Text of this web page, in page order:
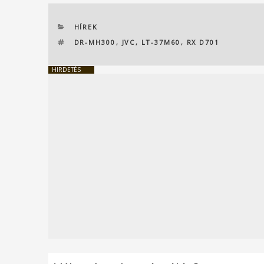
KATEGÓRIÁK
HÍREK
CÍMKÉK
DR-MH300 , JVC , LT-37M60 , RX D701
HIRDETÉS